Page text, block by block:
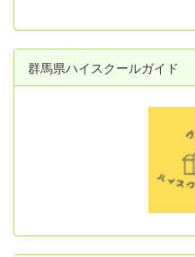
群馬県ハイスクールガイド